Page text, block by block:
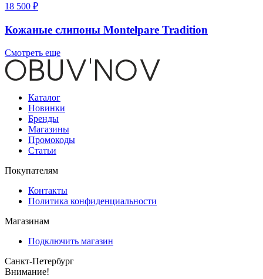
18 500 ₽
Кожаные слипоны Montelpare Tradition
Смотреть еще
Каталог
Новинки
Бренды
Магазины
Промокоды
Статьи
Покупателям
Контакты
Политика конфиденциальности
Магазинам
Подключить магазин
Санкт-Петербург
Внимание!